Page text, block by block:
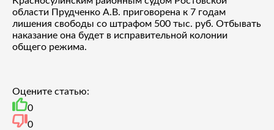
области Прудченко А.В. приговорена к 7 годам
лишения свободы со штрафом 500 тыс. руб. Отбывать
наказание она будет в исправительной колонии
общего режима.
Оцените статью:
0
0